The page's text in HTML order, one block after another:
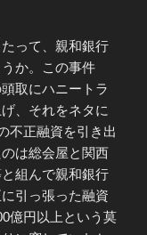
って、親和銀行
か。この事件
取にハニートラ
、それをネタに
不正融資を引き出
は総会屋と関西
組んで親和銀行
引っ張った融資
億円以上という莫